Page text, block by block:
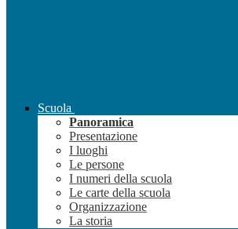
Scuola
Panoramica
Presentazione
I luoghi
Le persone
I numeri della scuola
Le carte della scuola
Organizzazione
La storia